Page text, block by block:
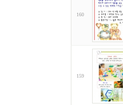
160
159